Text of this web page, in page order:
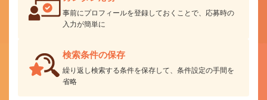
事前にプロフィールを登録しておくことで、応募時の
入力が簡単に
検索条件の保存
繰り返し検索する条件を保存して、条件設定の手間を
省略